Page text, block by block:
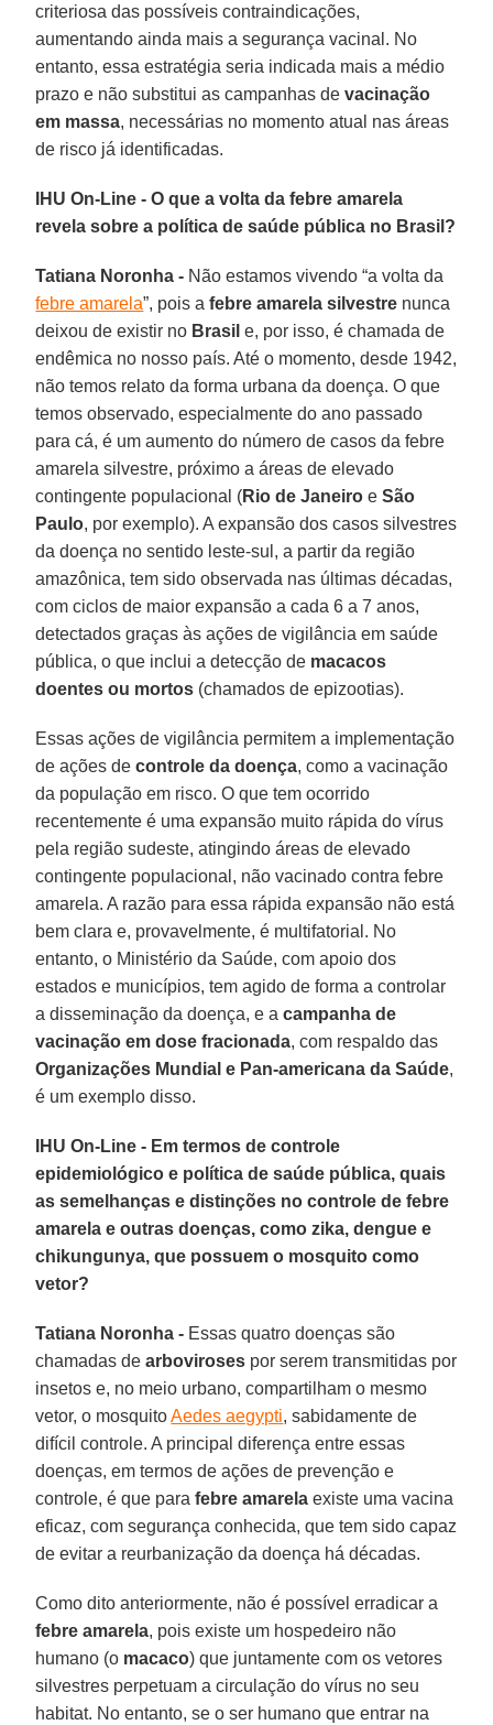
criteriosa das possíveis contraindicações,
aumentando ainda mais a segurança vacinal. No
entanto, essa estratégia seria indicada mais a médio
prazo e não substitui as campanhas devacinação
em massa, necessárias no momento atual nas áreas
de risco já identificadas.
IHU On-Line - O que a volta da febre amarela
revela sobre a política de saúde pública no Brasil?
Tatiana Noronha - Não estamos vivendo “a volta da
febre amarela”, pois a febre amarela silvestre nunca
deixou de existir no Brasil e, por isso, é chamada de
endêmica no nosso país. Até o momento, desde 1942,
não temos relato da forma urbana da doença. O que
temos observado, especialmente do ano passado
para cá, é um aumento do número de casos da febre
amarela silvestre, próximo a áreas de elevado
contingente populacional (Rio de Janeiro eSão
Paulo, por exemplo). A expansão dos casos silvestres
da doença no sentido leste-sul, a partir da região
amazônica, tem sido observada nas últimas décadas,
com ciclos de maior expansão a cada 6 a 7 anos,
detectados graças às ações de vigilância em saúde
pública, o que inclui a detecção de macacos
doentes ou mortos (chamados de epizootias).
Essas ações de vigilância permitem a implementação
de ações decontrole da doença, como a vacinação
da população em risco. O que tem ocorrido
recentemente é uma expansão muito rápida do vírus
pela região sudeste, atingindo áreas de elevado
contingente populacional, não vacinado contra febre
amarela. A razão para essa rápida expansão não está
bem clara e, provavelmente, é multifatorial. No
entanto, o Ministério da Saúde, com apoio dos
estados e municípios, tem agido de forma a controlar
a disseminação da doença, e acampanha de
vacinação em dose fracionada, com respaldo das
Organizações Mundial e Pan-americana da Saúde,
é um exemplo disso.
IHU On-Line - Em termos de controle
epidemiológico e política de saúde pública, quais
as semelhanças e distinções no controle de febre
amarela e outras doenças, como zika, dengue e
chikungunya, que possuem o mosquito como
vetor?
Tatiana Noronha - Essas quatro doenças são
chamadas dearboviroses por serem transmitidas por
insetos e, no meio urbano, compartilham o mesmo
vetor, o mosquitoAedes aegypti, sabidamente de
difícil controle. A principal diferença entre essas
doenças, em termos de ações de prevenção e
controle, é que parafebre amarela existe uma vacina
eficaz, com segurança conhecida, que tem sido capaz
de evitar a reurbanização da doença há décadas.
Como dito anteriormente, não é possível erradicar a
febre amarela, pois existe um hospedeiro não
humano (o macaco) que juntamente com os vetores
silvestres perpetuam a circulação do vírus no seu
habitat. No entanto, se o ser humano que entrar na